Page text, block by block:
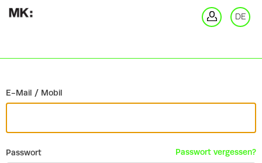
DE
E-Mail / Mobil
Passwort Passwort vergessen?